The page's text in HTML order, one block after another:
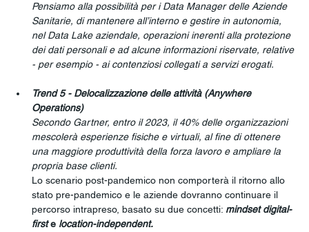
Pensiamo alla possibilità per i Data Manager delle Aziende
Sanitarie, di mantenere all’interno e gestire in autonomia,
nel Data Lake aziendale, operazioni inerenti alla protezione
dei dati personali e ad alcune informazioni riservate, relative
- per esempio - ai contenziosi collegati a servizi erogati.
Trend 5 - Delocalizzazione delle attività (Anywhere
Operations)
Secondo Gartner, entro il 2023, il 40% delle organizzazioni
mescolerà esperienze fisiche e virtuali, al fine di ottenere
una maggiore produttività della forza lavoro e ampliare la
propria base clienti.
Lo scenario post-pandemico non comporterà il ritorno allo
stato pre-pandemico e le aziende dovranno continuare il
percorso intrapreso, basato su due concetti: mindset digital-
first e location-independent.